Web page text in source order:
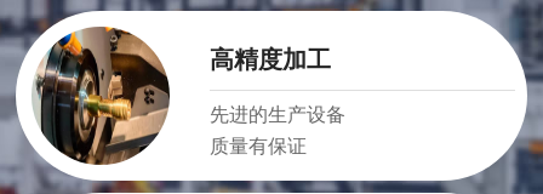
高精度加工
先进的生产设备
质量有保证